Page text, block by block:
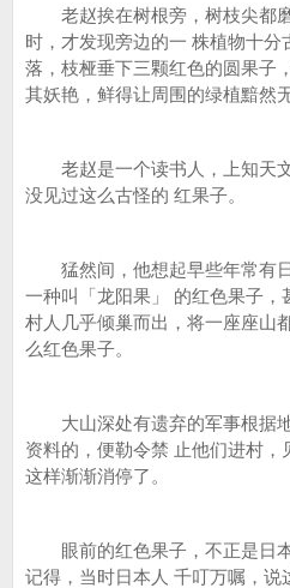
老赵挨在树根旁，树枝尖都
时，才发现旁边的一 株植物十
落，枝桠垂下三颗红色的圆果子
其妖艳，鲜得让周围的绿植黯然无
老赵是一个读书人，上知天文
没见过这么古怪的 红果子。
猛然间，他想起早些年常有
一种叫「龙阳果」 的红色果子，
村人几乎倾巢而出，将一座座山
么红色果子。
大山深处有遗弃的军事根据
资料的，便勒令禁 止他们进村
这样渐渐消停了。
眼前的红色果子，不正是日
记得，当时日本人 千叮万嘱，说